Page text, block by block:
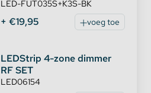
LED-FUT035S+K3S-BK
+ €19,95 voeg toe
LEDStrip 4-zone dimmer
RF SET
LED06154